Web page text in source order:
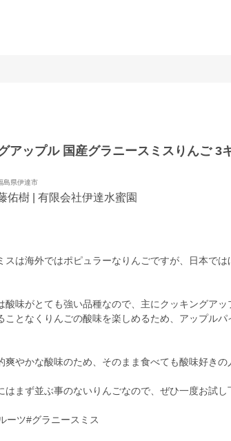
アップル 国産グラニースミスりんご 3
島県伊達市
佑樹 | 有限会社伊達水蜜園
スは海外ではポピュラーなりんごですが、日本で
酸味がとても強い品種なので、主にクッキングアッ
ことなくりんごの酸味を楽しめるため、アップル
爽やかな酸味のため、そのまま食べても酸味好き
はまず並ぶ事のないりんごなので、ぜひ一度お試し
ーツ#グラニースミス